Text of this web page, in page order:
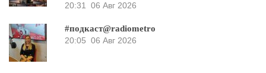
20:31
06 Авг 2026
#подкаст@radiometro
20:05 06 Авг 2026